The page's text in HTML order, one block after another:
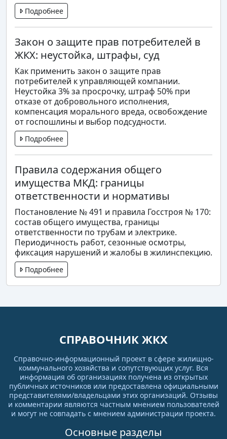
Подробнее
Закон о защите прав потребителей в
ЖКХ: неустойка, штрафы, суд
Как применить закон о защите прав
потребителей к управляющей компании.
Неустойка 3% за просрочку, штраф 50% при
отказе от добровольного исполнения,
компенсация морального вреда, освобождение
от госпошлины и выбор подсудности.
Подробнее
Правила содержания общего
имущества МКД: границы
ответственности и нормативы
Постановление № 491 и правила Госстроя № 170:
состав общего имущества, границы
ответственности по трубам и электрике.
Периодичность работ, сезонные осмотры,
фиксация нарушений и жалобы в жилинспекцию.
Подробнее
СПРАВОЧНИК ЖКХ
Справочно-информационный проект в сфере жилищно-
коммунального хозяйства и сопутствующих услуг. Вся
информация об организациях получена из открытых
публичных источников или предоставлена официальными
представителями/владельцами этих организаций. Отзывы
и комментарии являются частным мнением пользователей
и могут не совпадать с мнением администрации проекта.
Основные разделы